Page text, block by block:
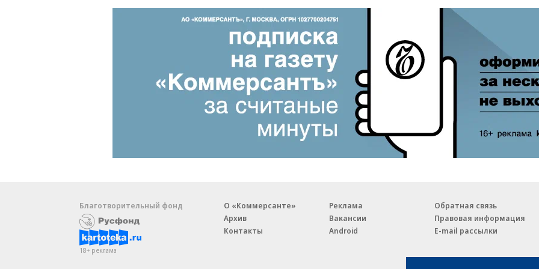
Благотворительный фонд
18+ реклама
О «Коммерсанте»
Архив
Контакты
Реклама
Вакансии
Android
Обратная связь
Правовая информация
E-mail рассылки